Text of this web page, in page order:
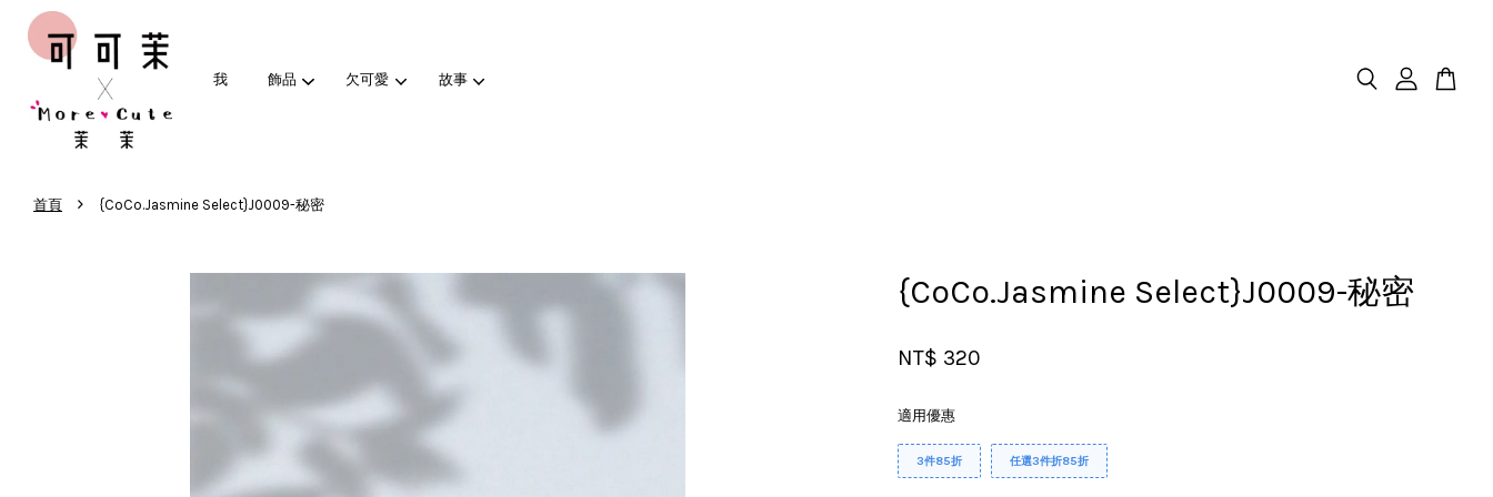
我 飾品 欠可愛 故事
首頁 › {CoCo.Jasmine Select}J0009-秘密
{CoCo.Jasmine Select}J0009-秘密
NT$ 320
適用優惠
3件85折 任選3件折85折